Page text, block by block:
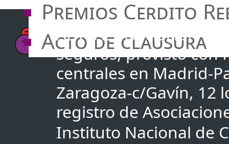
Premios Cerdito
Acto de clausura
ADICAE Asociación
seguros, provisto con
centrales en Madrid-
Zaragoza-c/Gavín, 12
registro de
Instituto Nacional de